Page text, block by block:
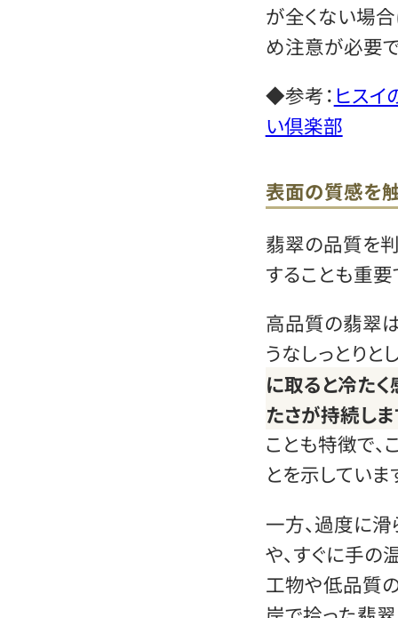
が全くない場
め注意が必要で
◆参考： ヒス
い倶楽部
表面の質感を
翡翠の品質を
することも重要
高品質の翡翠
うなしっとりと
に取ると冷たく
たさが持続しま
ことも特徴で
とを示していま
一方、過度に
や、すぐに手の
工物や低品質